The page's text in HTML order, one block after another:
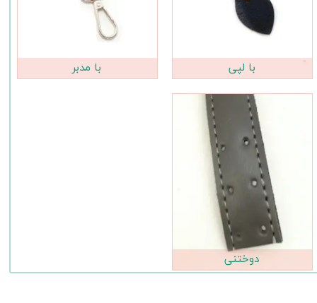
با لپی با مدبر
دوختنی